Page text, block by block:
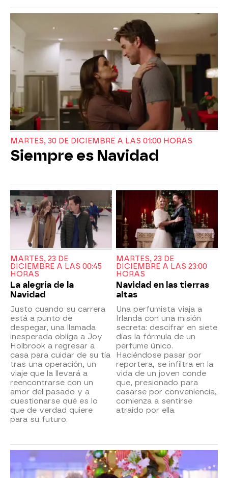
MARTES, 30 DE DICIEMBRE A LAS 01:00 HORAS
Siempre es Navidad
MARTES, 23 DE
DICIEMBRE A LAS 00:45
HORAS
La alegría de la
Navidad
Justo cuando su carrera
está a punto de
despegar, una llamada
inesperada obliga a Joy
Holbrook a regresar a
casa para cuidar de su tía
tras una operación, un
viaje que la llevará a
reencontrarse con un
amor del pasado y a
cuestionarse qué es lo
que de verdad quiere
para su futuro.
MARTES, 23 DE
DICIEMBRE A LAS 23:00
HORAS
Navidad en las tierras
altas
Una perfumista viaja a
Irlanda con una misión
secreta: descifrar en siete
días la fórmula de un
perfume único.
Haciéndose pasar por
reportera, se infiltra en la
vida de un joven conde
que, presionado para
casarse por conveniencia,
comienza a sentirse
atraído por ella.